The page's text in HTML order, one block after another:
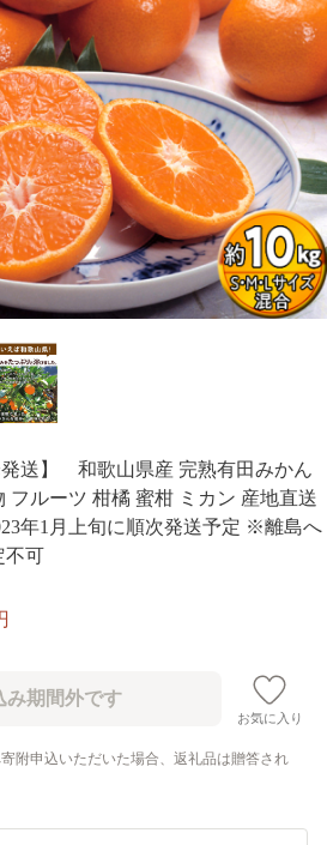
発送】 和歌山県産 完熟有田みかん
フルーツ 柑橘 蜜柑 ミカン 産地直送
年1月上旬に順次発送予定 ※離島へ
不可
お気に入り
附申込いただいた場合、返礼品は贈答され